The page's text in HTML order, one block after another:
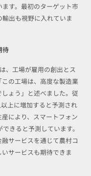
す。最初のターゲット市
出も視野に入れていま
待
、工場が雇用の創出とス
の工場は、高度な製造業
ょう」と述べました。従
上に増加すると予測され
により、スマートフォン
きると予測しています。
サービスを通じて農村コ
サービスも期待できま